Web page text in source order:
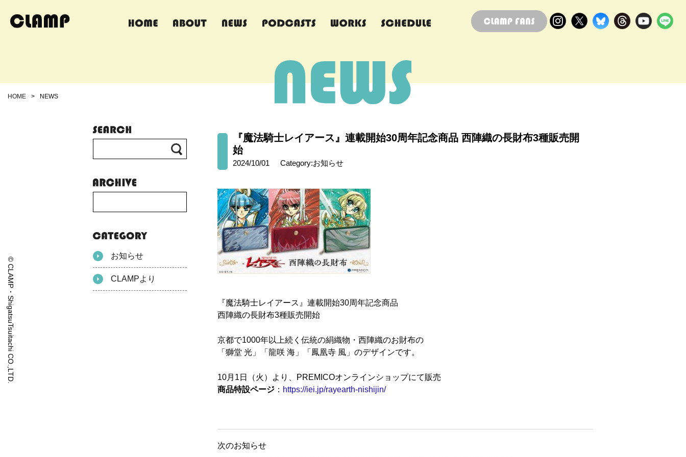
HOME > NEWS
© CLAMP・ShigatsuTsuitachi CO.,LTD.
『魔法騎士レイアース』連載開始30周年記念商品 西陣織の長財布3種販売開
始
2024/10/01 Category:お知らせ
『魔法騎士レイアース』連載開始30周年記念商品
西陣織の長財布3種販売開始
京都で1000年以上続く伝統の絹織物・西陣織のお財布の
「獅堂 光」「龍咲 海」「鳳凰寺 風」のデザインです。
10月1日（火）より、PREMICOオンラインショップにて販売
商品特設ページ ： https://iei.jp/rayearth-nishijin/
次のお知らせ
お知らせ
CLAMPより